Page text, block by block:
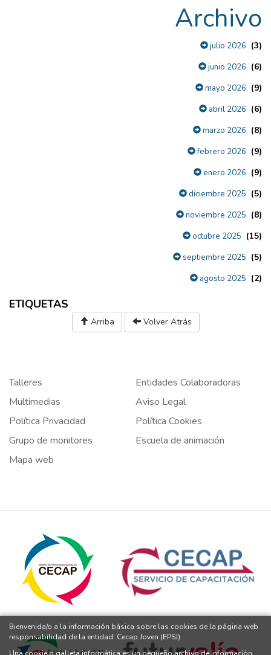
Archivo
julio 2026 (3)
junio 2026 (6)
mayo 2026 (9)
abril 2026 (6)
marzo 2026 (8)
febrero 2026 (9)
enero 2026 (9)
diciembre 2025 (5)
noviembre 2025 (8)
octubre 2025 (15)
septiembre 2025 (5)
agosto 2025 (2)
ETIQUETAS
Arriba Volver Atrás
Talleres
Entidades Colaboradoras
Multimedias
Aviso Legal
Política Privacidad
Política Cookies
Grupo de monitores
Escuela de animación
Mapa web
Bienvenida/o a la información básica sobre las cookies de la página web
responsabilidad de la entidad: Cecap Joven (EPSJ)